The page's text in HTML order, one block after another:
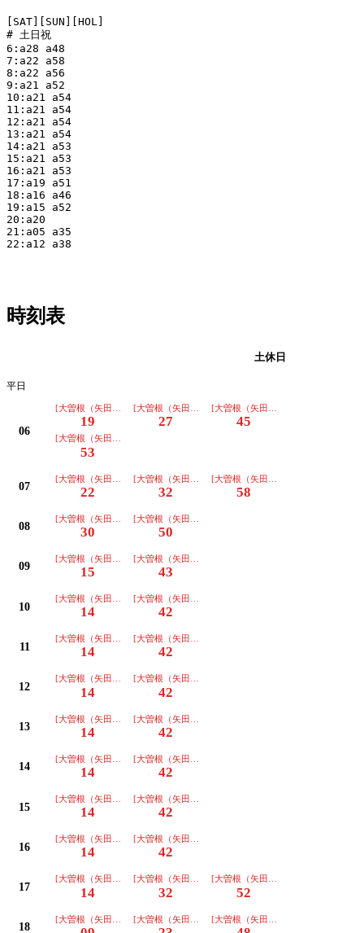
[SAT][SUN][HOL]
# 土日祝
6:a28 a48
7:a22 a58
8:a22 a56
9:a21 a52
10:a21 a54
11:a21 a54
12:a21 a54
13:a21 a54
14:a21 a53
15:a21 a53
16:a21 a53
17:a19 a51
18:a16 a46
19:a15 a52
20:a20
21:a05 a35
22:a12 a38
時刻表
土休日
平日
06
[大曽根（矢田経由ノンステ)ゆき]
19
[大曽根（矢田経由ノンステ)ゆき]
27
[大曽根（矢田経由ノンステ)ゆき]
45
[大曽根（矢田経由ノンステ)ゆき]
53
07
[大曽根（矢田経由ノンステ)ゆき]
22
[大曽根（矢田経由ノンステ)ゆき]
32
[大曽根（矢田経由ノンステ)ゆき]
58
08
[大曽根（矢田経由ノンステ)ゆき]
30
[大曽根（矢田経由ノンステ)ゆき]
50
09
[大曽根（矢田経由ノンステ)ゆき]
15
[大曽根（矢田経由ノンステ)ゆき]
43
10
[大曽根（矢田経由ノンステ)ゆき]
14
[大曽根（矢田経由ノンステ)ゆき]
42
11
[大曽根（矢田経由ノンステ)ゆき]
14
[大曽根（矢田経由ノンステ)ゆき]
42
12
[大曽根（矢田経由ノンステ)ゆき]
14
[大曽根（矢田経由ノンステ)ゆき]
42
13
[大曽根（矢田経由ノンステ)ゆき]
14
[大曽根（矢田経由ノンステ)ゆき]
42
14
[大曽根（矢田経由ノンステ)ゆき]
14
[大曽根（矢田経由ノンステ)ゆき]
42
15
[大曽根（矢田経由ノンステ)ゆき]
14
[大曽根（矢田経由ノンステ)ゆき]
42
16
[大曽根（矢田経由ノンステ)ゆき]
14
[大曽根（矢田経由ノンステ)ゆき]
42
17
[大曽根（矢田経由ノンステ)ゆき]
14
[大曽根（矢田経由ノンステ)ゆき]
32
[大曽根（矢田経由ノンステ)ゆき]
52
18
[大曽根（矢田経由ノンステ)ゆき][大曽根（矢田経由ノンステ)ゆき][大曽根（矢田経由ノンステ)ゆき]